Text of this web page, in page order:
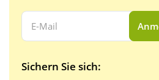
Ihre E-Mail Adresse:
Sichern Sie sich: